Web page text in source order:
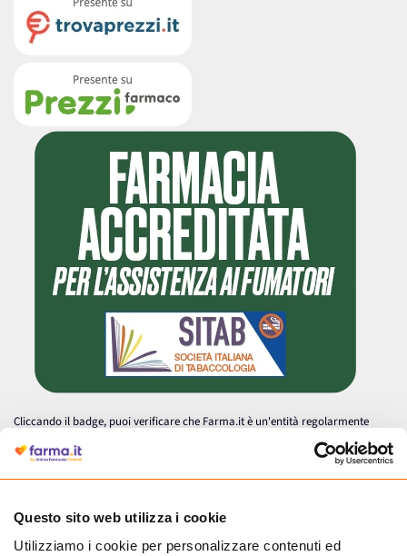
Questo sito web utilizza i cookie
Utilizziamo i cookie per personalizzare contenuti ed
Cliccando il badge, puoi verificare che Farma.it è un'entità regolarmente
autorizzata dal Ministero della Salute a effettuare la vendita online di
medicinali.